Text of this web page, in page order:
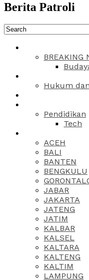
Berita Patroli
BREAKING
Hukum
Pendidikan
Tech
ACEH
BALI
BANTEN
BENGKULU
JABAR
JAKARTA
JATENG
JATIM
KALBAR
KALSEL
KALTARA
KALTENG
KALTIM
LAMPUNG